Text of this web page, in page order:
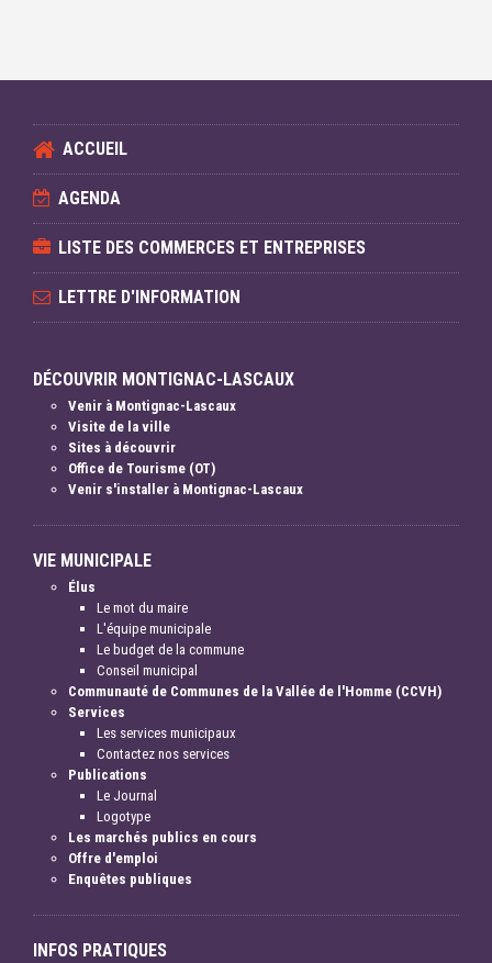
ACCUEIL
AGENDA
LISTE DES COMMERCES ET ENTREPRISES
LETTRE D'INFORMATION
DÉCOUVRIR MONTIGNAC-LASCAUX
Venir à Montignac-Lascaux
Visite de la ville
Sites à découvrir
Office de Tourisme (OT)
Venir s'installer à Montignac-Lascaux
VIE MUNICIPALE
Élus
Le mot du maire
L'équipe municipale
Le budget de la commune
Conseil municipal
Communauté de Communes de la Vallée de l'Homme (CCVH)
Services
Les services municipaux
Contactez nos services
Publications
Le Journal
Logotype
Les marchés publics en cours
Offre d'emploi
Enquêtes publiques
INFOS PRATIQUES